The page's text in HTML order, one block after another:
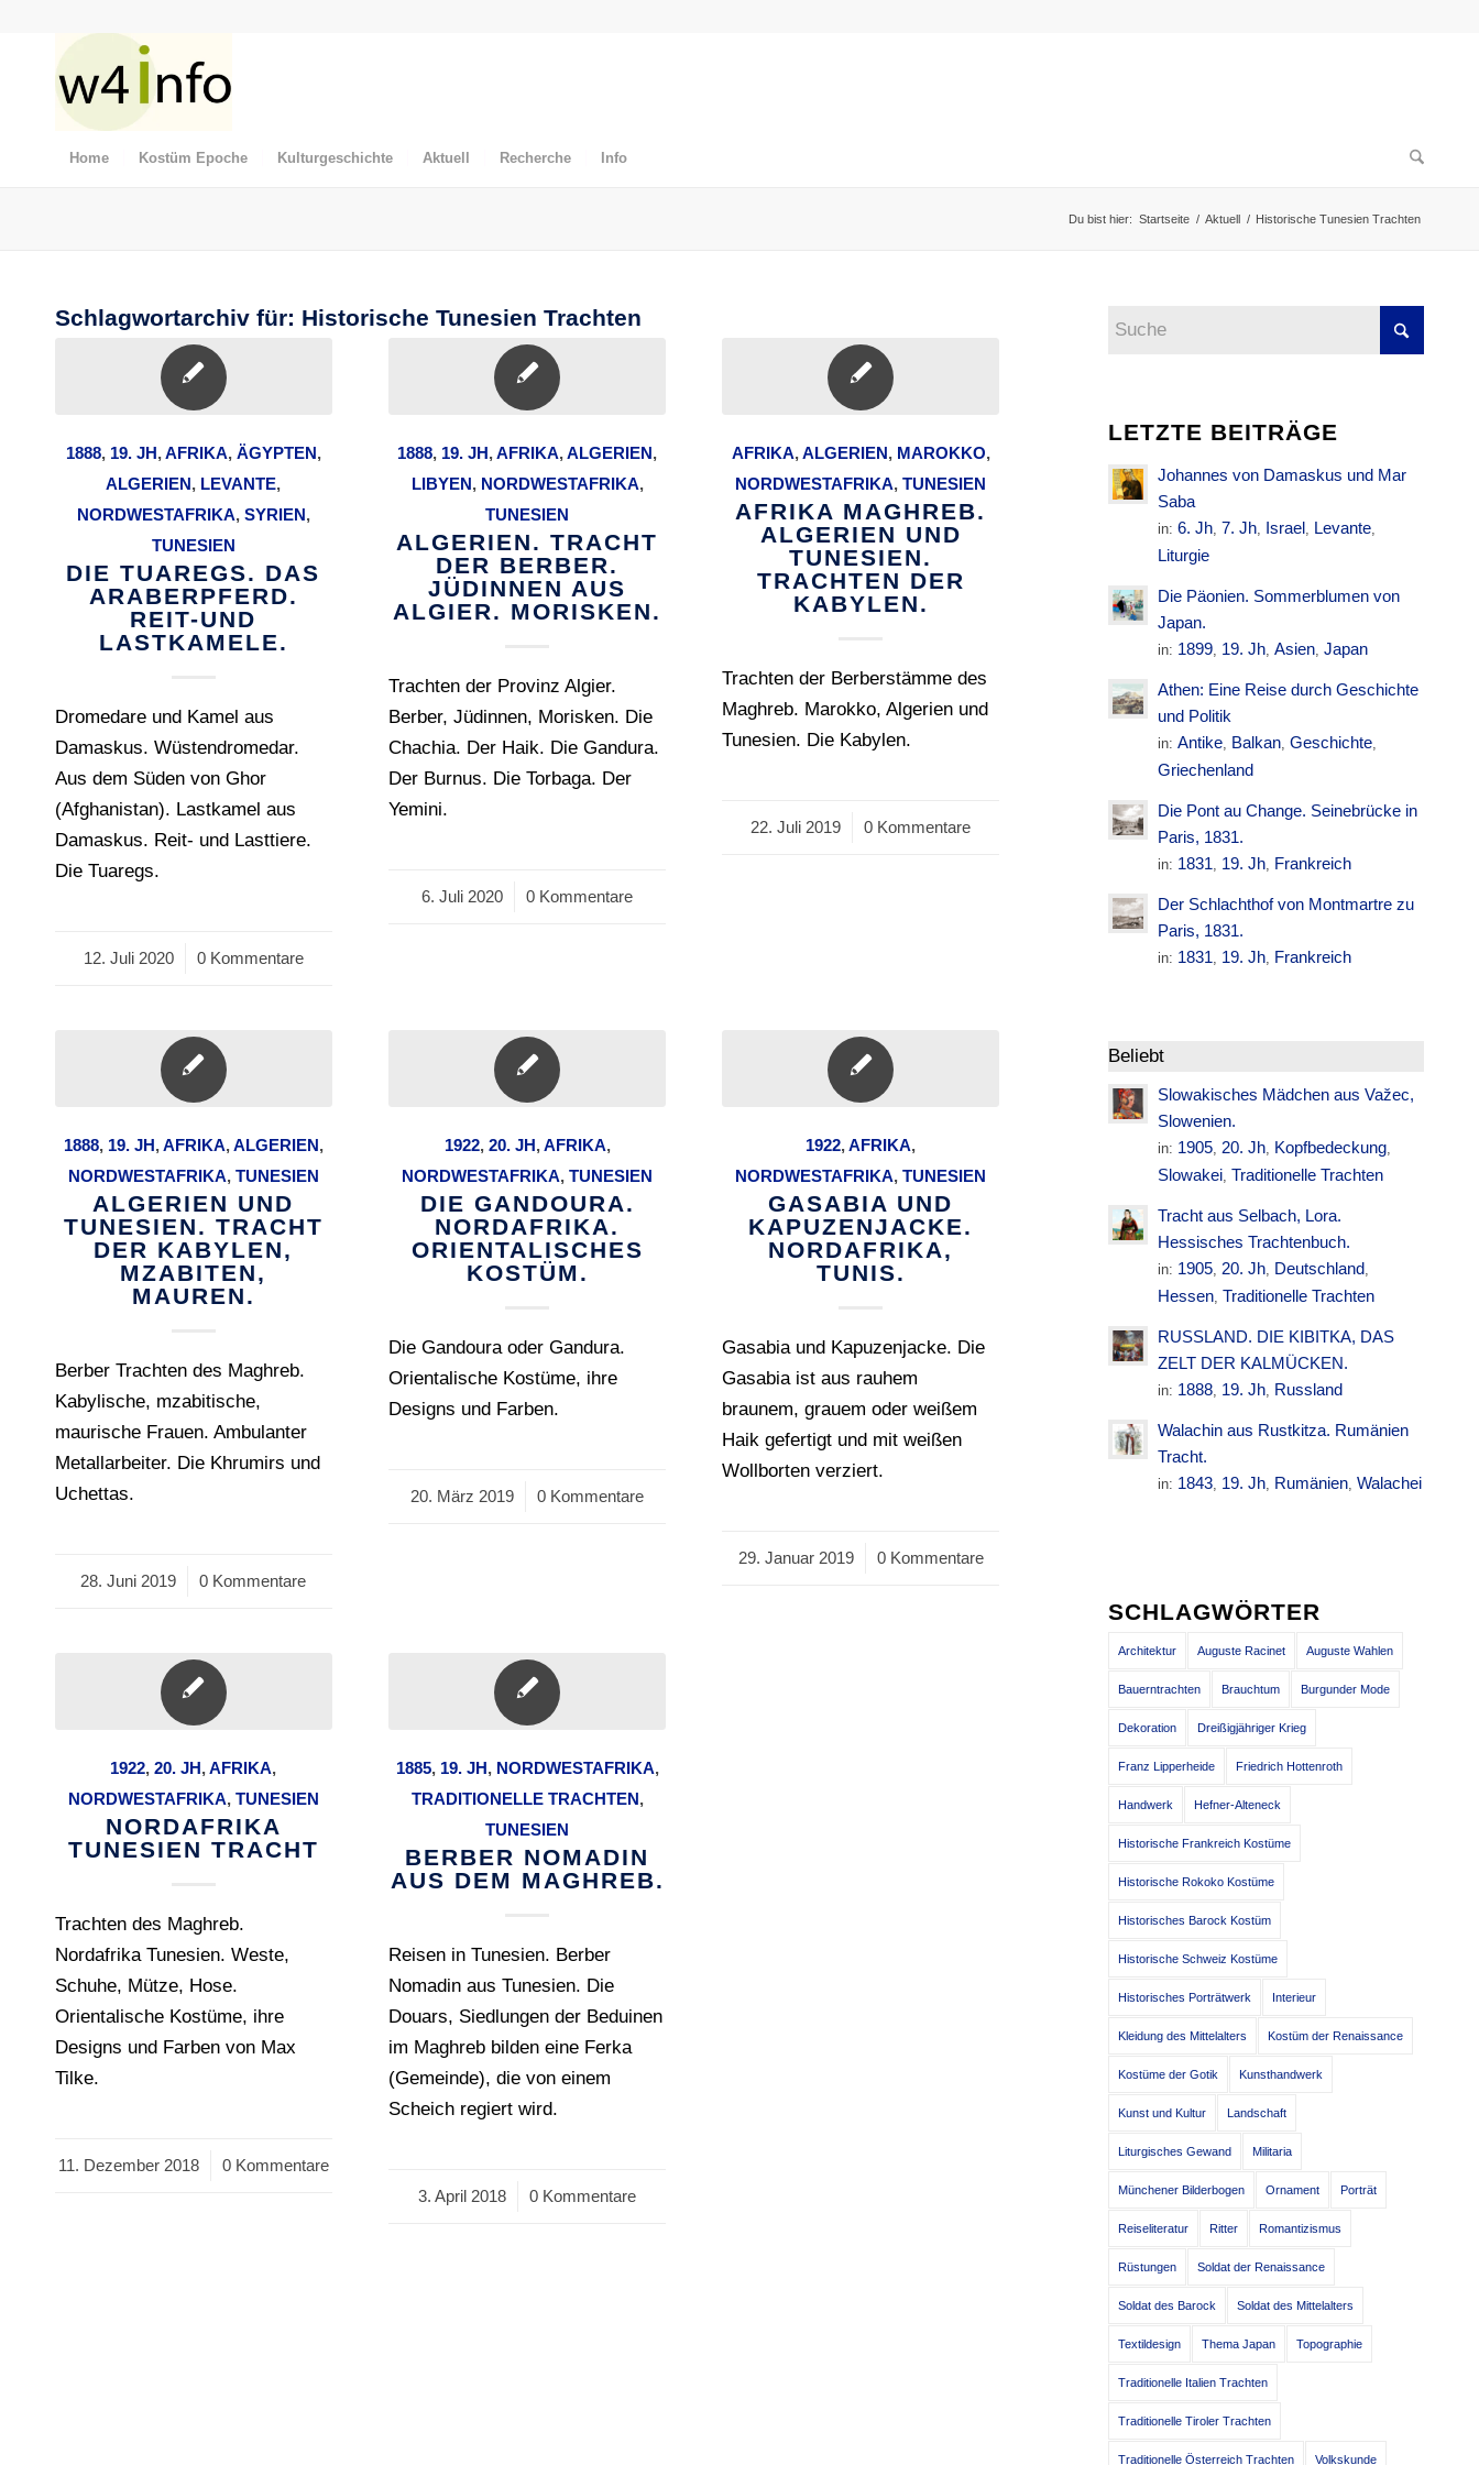
Home Kostüm Epoche Kulturgeschichte Aktuell Recherche Info
Du bist hier: Startseite / Aktuell / Historische Tunesien Trachten
Schlagwortarchiv für: Historische Tunesien Trachten
1888, 19. JH,AFRIKA, ÄGYPTEN,
ALGERIEN, LEVANTE,
NORDWESTAFRIKA, SYRIEN,
TUNESIEN
DIE TUAREGS. DAS
ARABERPFERD.
REIT-UND
LASTKAMELE.
Dromedare und Kamel aus
Damaskus. Wüstendromedar.
Aus dem Süden von Ghor
(Afghanistan). Lastkamel aus
Damaskus. Reit- und Lasttiere.
Die Tuaregs.
12. Juli 2020
/ 0 Kommentare
1888, 19. JH,AFRIKA,ALGERIEN,
LIBYEN, NORDWESTAFRIKA,
TUNESIEN
ALGERIEN. TRACHT
DER BERBER.
JÜDINNEN AUS
ALGIER. MORISKEN.
Trachten der Provinz Algier.
Berber, Jüdinnen, Morisken. Die
Chachia. Der Haik. Die Gandura.
Der Burnus. Die Torbaga. Der
Yemini.
6. Juli 2020
/ 0 Kommentare
AFRIKA,ALGERIEN, MAROKKO,
NORDWESTAFRIKA,TUNESIEN
AFRIKA MAGHREB.
ALGERIEN UND
TUNESIEN.
TRACHTEN DER
KABYLEN.
Trachten der Berberstämme des
Maghreb. Marokko, Algerien und
Tunesien. Die Kabylen.
22. Juli 2019
/ 0 Kommentare
1888, 19. JH,AFRIKA,ALGERIEN,
NORDWESTAFRIKA, TUNESIEN
ALGERIEN UND
TUNESIEN. TRACHT
DER KABYLEN,
MZABITEN,
MAUREN.
Berber Trachten des Maghreb.
Kabylische, mzabitische,
maurische Frauen. Ambulanter
Metallarbeiter. Die Khrumirs und
Uchettas.
28. Juni 2019
/ 0 Kommentare
1922, 20. JH,AFRIKA,
NORDWESTAFRIKA,TUNESIEN
DIE GANDOURA.
NORDAFRIKA.
ORIENTALISCHES
KOSTÜM.
Die Gandoura oder Gandura.
Orientalische Kostüme, ihre
Designs und Farben.
20. März 2019
/ 0 Kommentare
1922,AFRIKA,
NORDWESTAFRIKA,TUNESIEN
GASABIA UND
KAPUZENJACKE.
NORDAFRIKA,
TUNIS.
Gasabia und Kapuzenjacke. Die
Gasabia ist aus rauhem
braunem, grauem oder weißem
Haik gefertigt und mit weißen
Wollborten verziert.
29. Januar 2019
/ 0 Kommentare
1922,20. JH,AFRIKA,
NORDWESTAFRIKA, TUNESIEN
NORDAFRIKA
TUNESIEN TRACHT
Trachten des Maghreb.
Nordafrika Tunesien. Weste,
Schuhe, Mütze, Hose.
Orientalische Kostüme, ihre
Designs und Farben von Max
Tilke.
11. Dezember 2018
/ 0 Kommentare
1885, 19. JH, NORDWESTAFRIKA,
TRADITIONELLE TRACHTEN,
TUNESIEN
BERBER NOMADIN
AUS DEM MAGHREB.
Reisen in Tunesien. Berber
Nomadin aus Tunesien. Die
Douars, Siedlungen der Beduinen
im Maghreb bilden eine Ferka
(Gemeinde), die von einem
Scheich regiert wird.
3. April 2018
/ 0 Kommentare
LETZTE BEITRÄGE
Johannes von Damaskus und Mar
Saba
in:6. Jh, 7. Jh, Israel, Levante,
Liturgie
Die Päonien. Sommerblumen von
Japan.
in: 1899, 19. Jh,Asien,Japan
Athen: Eine Reise durch Geschichte
und Politik
in:Antike, Balkan,Geschichte,
Griechenland
Die Pont au Change. Seinebrücke in
Paris, 1831.
in: 1831, 19. Jh, Frankreich
Der Schlachthof von Montmartre zu
Paris, 1831.
in: 1831, 19. Jh, Frankreich
Beliebt
Slowakisches Mädchen aus Važec,
Slowenien.
in: 1905,20. Jh, Kopfbedeckung,
Slowakei, Traditionelle Trachten
Tracht aus Selbach, Lora.
Hessisches Trachtenbuch.
in: 1905,20. Jh, Deutschland,
Hessen, Traditionelle Trachten
RUSSLAND. DIE KIBITKA, DAS
ZELT DER KALMÜCKEN.
in: 1888, 19. Jh, Russland
Walachin aus Rustkitza. Rumänien
Tracht.
in: 1843, 19. Jh, Rumänien,Walachei
SCHLAGWÖRTER
Architektur Auguste Racinet Auguste Wahlen
Bauerntrachten Brauchtum Burgunder Mode
Dekoration Dreißigjähriger Krieg
Franz Lipperheide Friedrich Hottenroth
Handwerk Hefner-Alteneck
Historische Frankreich Kostüme
Historische Rokoko Kostüme
Historisches Barock Kostüm
Historische Schweiz Kostüme
Historisches Porträtwerk Interieur
Kleidung des Mittelalters Kostüm der Renaissance
Kostüme der Gotik Kunsthandwerk
Kunst und Kultur Landschaft
Liturgisches Gewand Militaria
Münchener Bilderbogen Ornament Porträt
Reiseliteratur Ritter Romantizismus
Rüstungen Soldat der Renaissance
Soldat des Barock Soldat des Mittelalters
Textildesign Thema Japan Topographie
Traditionelle Italien Trachten
Traditionelle Tiroler Trachten
Traditionelle Österreich Trachten Volkskunde